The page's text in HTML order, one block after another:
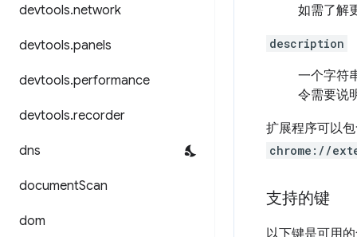
devtools.network
devtools.panels
devtools.performance
devtools.recorder
dns
documentScan
dom
如需了解
description
一个字符
令需要说
扩展程序可以
chrome://
支持的键
以下键是可用